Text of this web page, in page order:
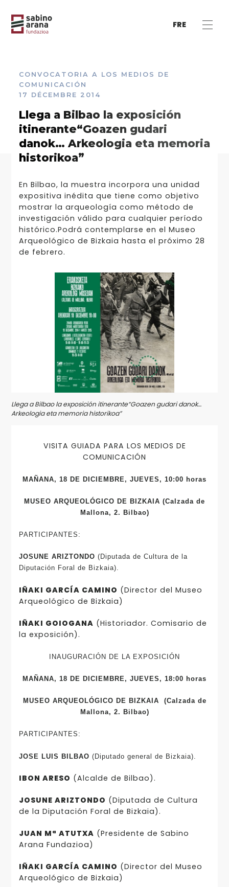
FRE
CONVOCATORIA A LOS MEDIOS DE
COMUNICACIÓN
17 DÉCEMBRE 2014
Llega a Bilbao la exposición
itinerante“Goazen gudari
danok… Arkeologia eta memoria
historikoa”
En Bilbao, la muestra incorpora una unidad
expositiva inédita que tiene como objetivo
mostrar la arqueología como método de
investigación válido para cualquier período
histórico.Podrá contemplarse en el Museo
Arqueológico de Bizkaia hasta el próximo 28
de febrero.
Llega a Bilbao la exposición itinerante“Goazen gudari danok…
Arkeologia eta memoria historikoa”
VISITA GUIADA PARA LOS MEDIOS DE
COMUNICACIÓN
MAÑANA, 18 DE DICIEMBRE, JUEVES, 10:00 horas
MUSEO ARQUEOLÓGICO DE BIZKAIA (Calzada de
Mallona, 2. Bilbao)
PARTICIPANTES:
JOSUNE ARIZTONDO (Diputada de Cultura de la
Diputación Foral de Bizkaia).
IÑAKI GARCÍA CAMINO (Director del Museo
Arqueológico de Bizkaia)
IÑAKI GOIOGANA (Historiador. Comisario de
la exposición).
INAUGURACIÓN DE LA EXPOSICIÓN
MAÑANA, 18 DE DICIEMBRE, JUEVES, 18:00 horas
MUSEO ARQUEOLÓGICO DE BIZKAIA
(Calzada de
Mallona, 2. Bilbao)
PARTICIPANTES:
JOSE LUIS BILBAO (Diputado general de Bizkaia).
IBON ARESO (Alcalde de Bilbao).
JOSUNE ARIZTONDO (Diputada de Cultura
de la Diputación Foral de Bizkaia).
JUAN Mª ATUTXA (Presidente de Sabino
Arana Fundazioa)
IÑAKI GARCÍA CAMINO (Director del Museo
Arqueológico de Bizkaia)